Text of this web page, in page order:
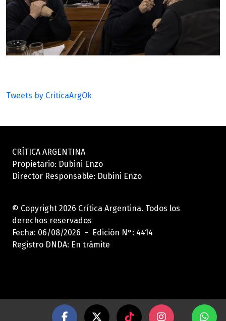
Tweets by CriticaArgOk
CRÍTICA ARGENTINA
Propietario: Dubini Enzo
Director Responsable: Dubini Enzo
© Copyright 2026 Crítica Argentina. Todos los
derechos reservados
Fecha: 06/08/2026 - Edición N°: 4414
Registro DNDA: En trámite